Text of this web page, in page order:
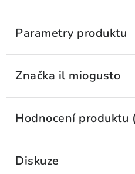
Parametry produktu
Značka il miogusto
Hodnocení produktu
Diskuze